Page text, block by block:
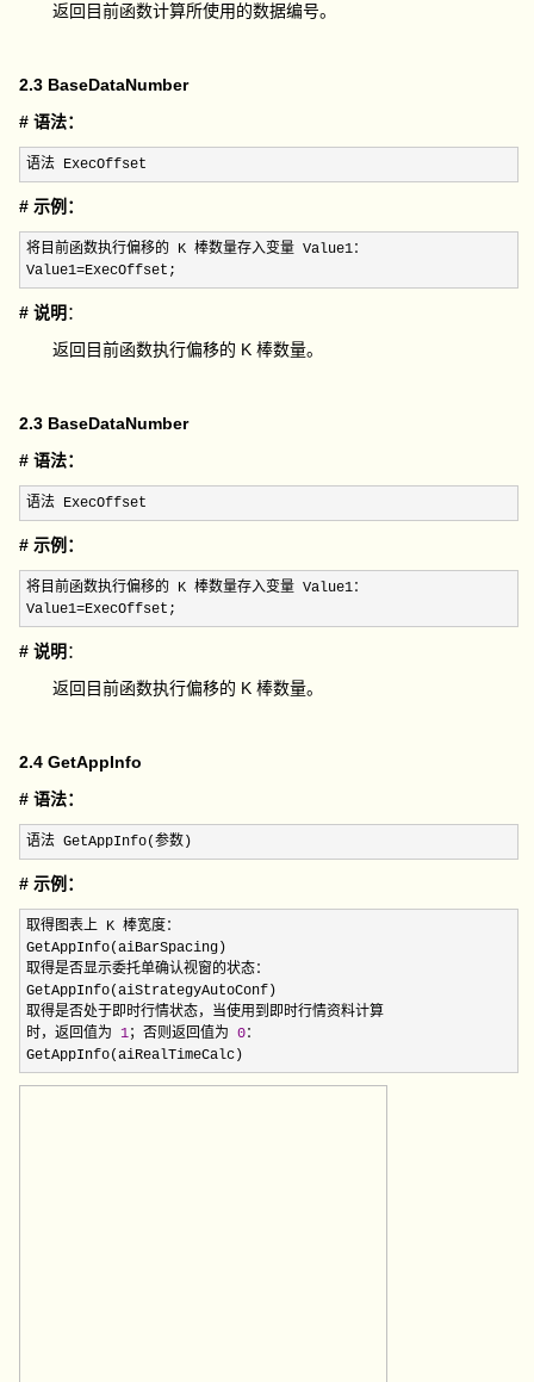
返回目前函数计算所使用的数据编号。
2.3 BaseDataNumber
# 语法：
语法 ExecOffset
# 示例：
将目前函数执行偏移的 K 棒数量存入变量 Value1：
Value1=ExecOffset;
# 说明 ：
返回目前函数执行偏移的 K 棒数量。
2.3 BaseDataNumber
# 语法：
语法 ExecOffset
# 示例：
将目前函数执行偏移的 K 棒数量存入变量 Value1：
Value1=ExecOffset;
# 说明 ：
返回目前函数执行偏移的 K 棒数量。
2.4 GetAppInfo
# 语法：
语法 GetAppInfo(参数)
# 示例：
取得图表上 K 棒宽度：
GetAppInfo(aiBarSpacing)
取得是否显示委托单确认视窗的状态：
GetAppInfo(aiStrategyAutoConf)
取得是否处于即时行情状态，当使用到即时行情资料计算
时，返回值为 1；否则返回值为 0：
GetAppInfo(aiRealTimeCalc)